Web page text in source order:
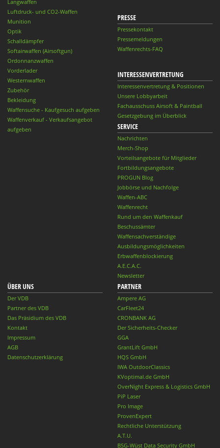
Langwaffen
Luftdruck- und CO2-Waffen
Munition
Optik
Schalldämpfer
Softairwaffen (Airsoftgun)
Ordonnanzwaffen
Vorderlader
Westernwaffen
Zubehör
Bekleidung
Waffensuche - Kaufgesuch aufgeben
Waffenverkauf - Verkaufsangebot
aufgeben
PRESSE
Pressekontakt
Pressemeldungen
Waffenrechts-FAQ
INTERESSENVERTRETUNG
Interessenvertretung & Positionen
Unsere Lobbyarbeit
Fachausschuss Airsoft & Paintball
Gesetzgebung im Überblick
SERVICE
Nachrichten
Merch-Shop
Vorteilsangebote für Mitglieder
Fortbildungsangebote
PROGUN Blog
Jobbörse und Nachfolge
Waffen-ABC
Waffenrecht
Rund um den Waffenkauf
Beschussämter
Waffensachverständige
Ausbildungsmöglichkeiten
Erbwaffenblockierung
A.E.C.A.C.
Newsletter
ÜBER UNS
Der VDB
Partner des VDB
Das Präsidium des VDB
Kontakt
Impressum
AGB
Datenschutzerklärung
PARTNER
Ampere AG
CarFleet24
CRONBANK AG
Der Sicherheits-Checker
GGA
GrantLift GmbH
HQS GmbH
IWA OutdoorClassics
KVoptimal.de GmbH
OverNight Express & Logistics GmbH
PiP Laser
Pro Image
ProvenExpert
Rechtliche Unterstützung
A.T.U.
BSG-Wüst Data Security GmbH